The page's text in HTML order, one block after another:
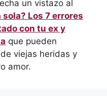
un vistazo al
sola? Los 7 errores
con tu ex y
que pueden
viejas heridas y
amor.